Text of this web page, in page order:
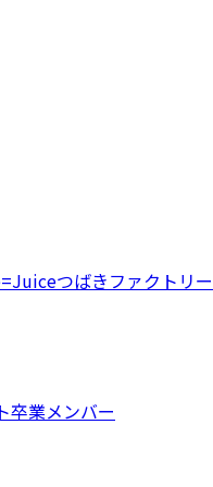
つばきファクトリー
卒業メンバー